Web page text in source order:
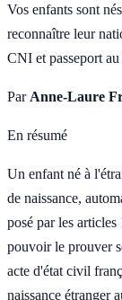
Vos enfants sont
reconnaître leur
CNI et passeport au
Par Anne-Laure
En résumé
Un enfant né à
de naissance,
posé par les
pouvoir le prouver
acte d'état civil
naissance étranger